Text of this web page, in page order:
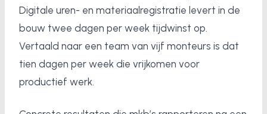
Digitale uren- en materiaalregistratie levert in de
bouw twee dagen per week tijdwinst op.
Vertaald naar een team van vijf monteurs is dat
tien dagen per week die vrijkomen voor
productief werk.